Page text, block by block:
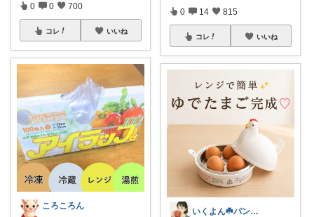
0 0 700
コレ いいね
ころころん
0 14 815
コレ いいね
いくよん☘️パンのある暮らし✨